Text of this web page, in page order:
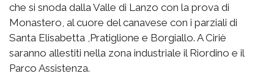
che si snoda dalla Valle di Lanzo con la prova di
Monastero, al cuore del canavese con i parziali di
Santa Elisabetta ,Pratiglione e Borgiallo. A Ciriè
saranno allestiti nella zona industriale il Riordino e il
Parco Assistenza.